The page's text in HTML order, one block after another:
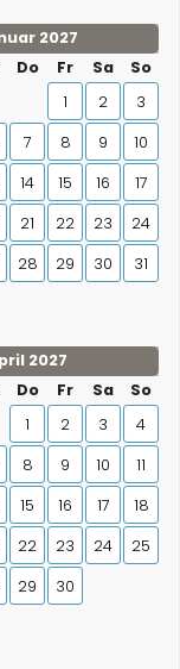
2027
Do Fr Sa
So
1
2
3
7 8 9
10
14 15 16
17
21 22 23
24
28 29 30 31
2027
Do Fr Sa
So
1
2 3
4
8 9 10
11
15 16 17
18
22 23 24
25
29 30